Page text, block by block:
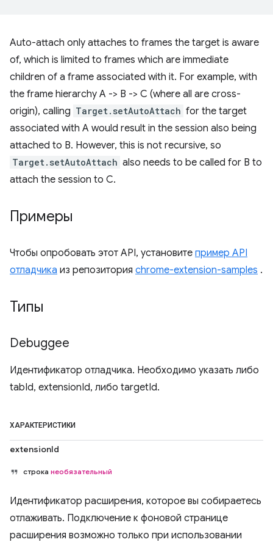
Auto-attach only attaches to frames the target is aware
of, which is limited to frames which are immediate
children of a frame associated with it. For example, with
the frame hierarchy A -> B -> C (where all are cross-
origin), calling Target.setAutoAttach for the target
associated with A would result in the session also being
attached to B. However, this is not recursive, so
Target.setAutoAttach also needs to be called for B to
attach the session to C.
Примеры
Чтобы опробовать этот API, установите пример API
отладчика из репозитория chrome-extension-samples .
Типы
Debuggee
Идентификатор отладчика. Необходимо указать либо
tabId, extensionId, либо targetId.
ХАРАКТЕРИСТИКИ
extensionId
строка необязательный
Идентификатор расширения, которое вы собираетесь
отлаживать. Подключение к фоновой странице
расширения возможно только при использовании